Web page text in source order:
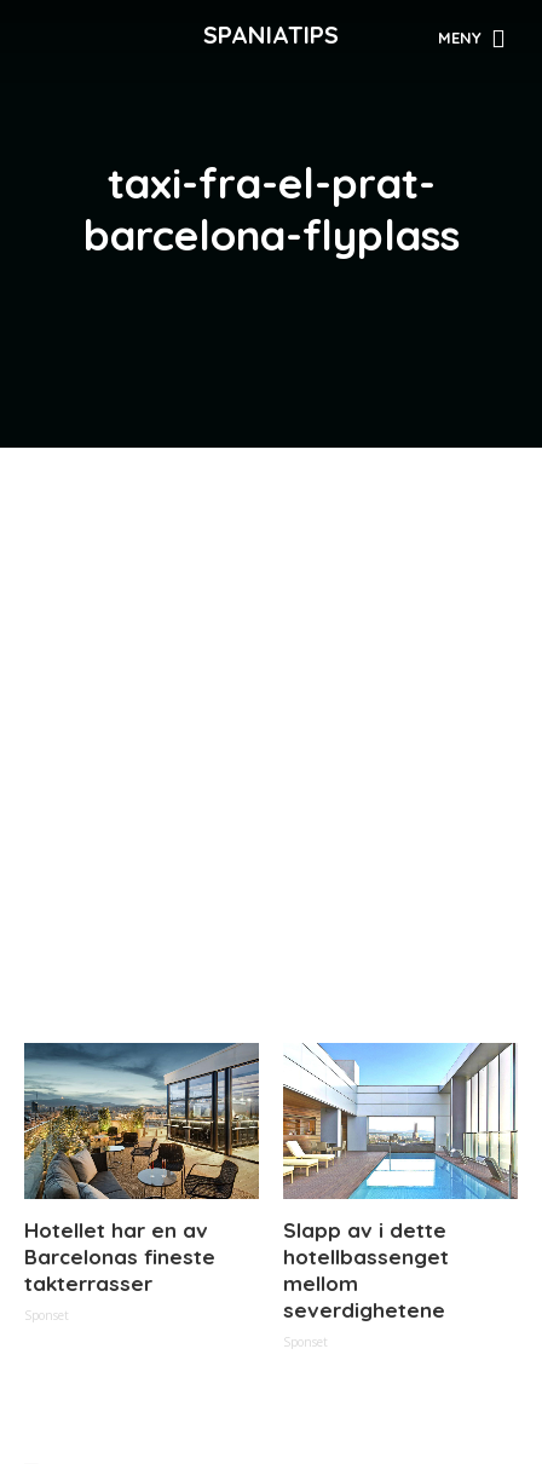
SPANIATIPS MENY
taxi-fra-el-prat-
barcelona-flyplass
Hotellet har en av
Barcelonas fineste
takterrasser
Sponset
Slapp av i dette
hotellbassenget
mellom
severdighetene
Sponset